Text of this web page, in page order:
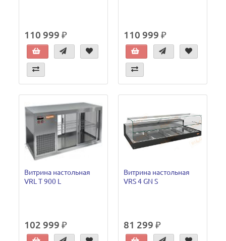
110 999 ₽ 110 999 ₽
Витрина настольная
VRL T 900 L
102 999 ₽
Витрина настольная
VRS 4 GN S
81 299 ₽